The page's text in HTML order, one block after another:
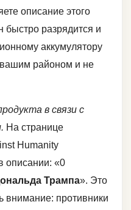
описание этого
быстро разрядится и
аккумулятору
вашим районом и не
в связи с
На странице
Humanity
описании: «0
Трампа». Это
внимание: противники